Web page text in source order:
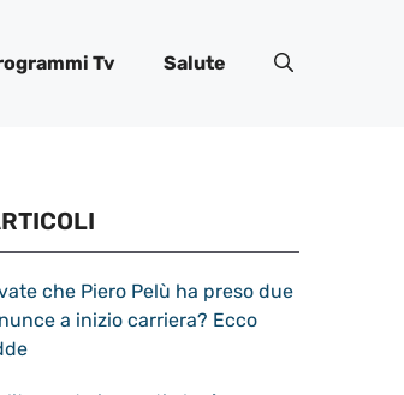
Tv Salute
che Piero Pelù ha preso due
a inizio carriera? Ecco